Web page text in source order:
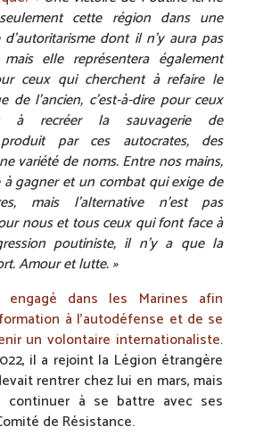
cette région dans une
dont il n’y aura pas
mais elle représentera également
ceux qui cherchent à refaire le
de l’ancien, c’est-à-dire pour ceux
à recréer la sauvagerie de
produit par ces autocrates, des
variété de noms. Entre nos mains,
gagner et un combat qui exige de
mais l’alternative n’est pas
nous et tous ceux qui font face à
poutiniste, il n’y a que la
Amour et lutte. »
engagé dans les Marines afin
à l’autodéfense et de se
un volontaire internationaliste.
il a rejoint la Légion étrangère
rentrer chez lui en mars, mais
à se battre avec ses
de Résistance.